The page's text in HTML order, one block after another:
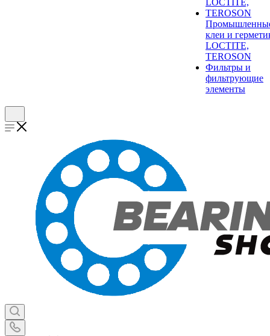
клеи и
LOCTITE,
TEROSON
Фильтры и
фильтрующие
элементы